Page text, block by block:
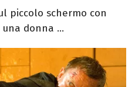
piccolo schermo con
donna ...